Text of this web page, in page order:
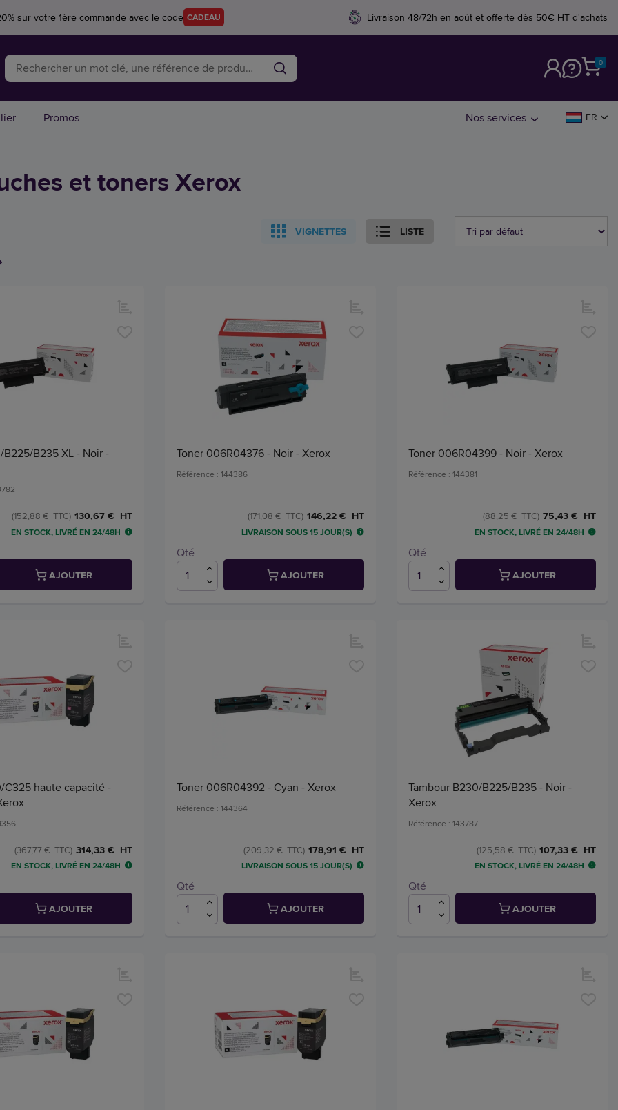
sur votre 1ère commande avec le code CADEAU Livraison 48/72h en août et offerte dès 50€ HT d'achats
0
Promos Nos services FR
et toners Xerox
VIGNETTES LISTE
B235 XL - Noir -
130,67 € HT
(152,88 € TTC)
EN STOCK, LIVRÉ EN 24/48H
AJOUTER
Toner 006R04376 - Noir - Xerox
Référence : 144386
146,22 € HT
(171,08 € TTC)
LIVRAISON SOUS 15 JOUR(S)
Qté
AJOUTER
Toner 006R04399 - Noir - Xerox
Référence : 144381
75,43 € HT
(88,25 € TTC)
EN STOCK, LIVRÉ EN 24/48H
Qté
AJOUTER
C325 haute capacité -
314,33 € HT
(367,77 € TTC)
EN STOCK, LIVRÉ EN 24/48H
AJOUTER
Toner 006R04392 - Cyan - Xerox
Référence : 144364
178,91 € HT
(209,32 € TTC)
LIVRAISON SOUS 15 JOUR(S)
Qté
AJOUTER
Tambour B230/B225/B235 - Noir -
Xerox
Référence : 143787
107,33 € HT
(125,58 € TTC)
EN STOCK, LIVRÉ EN 24/48H
Qté
AJOUTER